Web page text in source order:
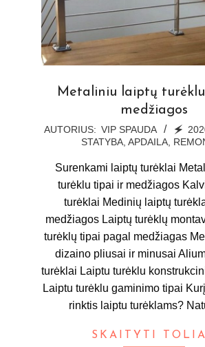
Metaliniu laiptų
medžiagos
2020-
AUTORIUS: VIP SPAUDA 🗲
STATYBA, APDAILA,
Surenkami laiptų turėklai
turėklu tipai ir medžiagos
turėklai Medinių laiptų
medžiagos Laiptų turėklų
turėklų tipai pagal medžiagas
dizaino pliusai ir minusai
turėklai Laiptu turėklu
Laiptu turėklu gaminimo tipai
rinktis laiptu turėklams?
SKAITYTI